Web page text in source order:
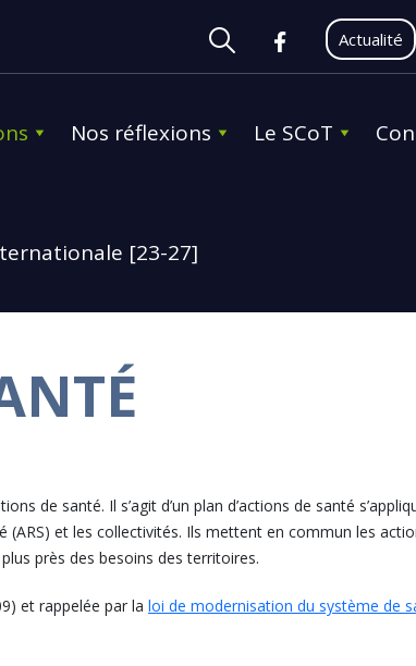
Actualité
Nos réflexions Le SCoT
[23-27]
de santé. Il s’agit d’un plan d’actions de santé
et les collectivités. Ils mettent en commun les
près des besoins des territoires.
et rappelée par la loi de modernisation du système de